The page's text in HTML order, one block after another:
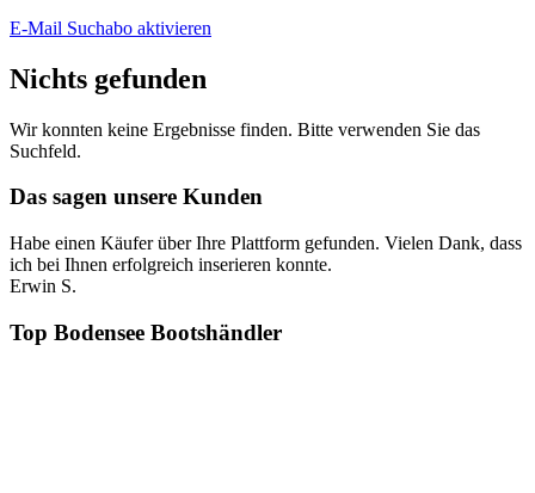
E-Mail Suchabo aktivieren
Nichts gefunden
Wir konnten keine Ergebnisse finden. Bitte verwenden Sie das
Suchfeld.
Das sagen unsere Kunden
Habe einen Käufer über Ihre Plattform gefunden. Vielen Dank, dass
ich bei Ihnen erfolgreich inserieren konnte.
Erwin S.
Top Bodensee Bootshändler